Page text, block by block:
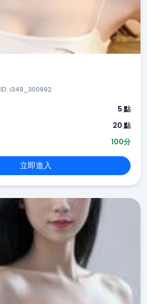
ID: i349_300992
5 點
20 點
100分
立即進入